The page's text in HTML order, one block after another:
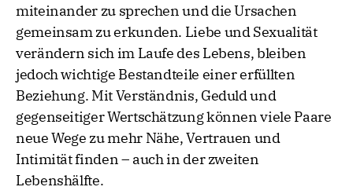
miteinander zu sprechen und die Ursachen
gemeinsam zu erkunden. Liebe und Sexualität
verändern sich im Laufe des Lebens, bleiben
jedoch wichtige Bestandteile einer erfüllten
Beziehung. Mit Verständnis, Geduld und
gegenseitiger Wertschätzung können viele Paare
neue Wege zu mehr Nähe, Vertrauen und
Intimität finden – auch in der zweiten
Lebenshälfte.